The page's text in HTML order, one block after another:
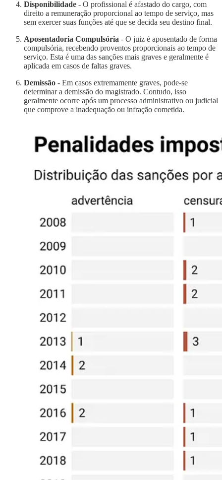
Disponibilidade - O profissional é afastado do cargo, com
direito a remuneração proporcional ao tempo de serviço, mas
sem exercer suas funções até que se decida seu destino final.
Aposentadoria Compulsória - O juiz é aposentado de forma
compulsória, recebendo proventos proporcionais ao tempo de
serviço. Esta é uma das sanções mais graves e geralmente é
aplicada em casos de faltas graves.
Demissão - Em casos extremamente graves, pode-se
determinar a demissão do magistrado. Contudo, isso
geralmente ocorre após um processo administrativo ou judicial
que comprove a inadequação ou infração cometida.